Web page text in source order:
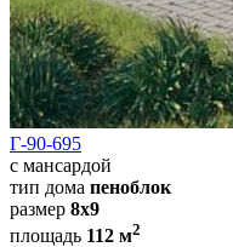
Г-90-695
с мансардой
тип дома пеноблок
размер 8x9
площадь 112 м2